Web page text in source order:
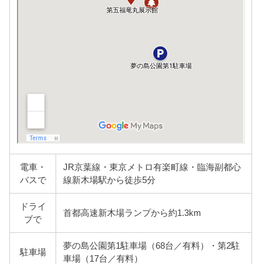
電車・
バスで
JR京葉線・東京メトロ有楽町線・臨海副都心
線新木場駅から徒歩5分
ドライ
ブで
首都高速新木場ランプから約1.3km
駐車場
夢の島公園第1駐車場（68台／有料）・第2駐
車場（17台／有料）